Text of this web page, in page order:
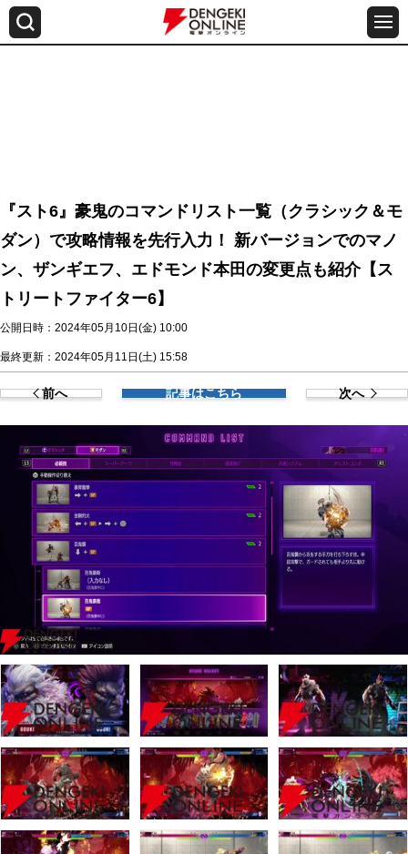
『スト6』豪鬼のコマンドリスト一覧（クラシック＆モ
ダン）で攻略情報を先行入力！ 新バージョンでのマノ
ン、ザンギエフ、エドモンド本田の変更点も紹介【ス
トリートファイター6】
公開日時：2024年05月10日(金) 10:00
最終更新：2024年05月11日(土) 15:58
前へ 記事はこちら 次へ